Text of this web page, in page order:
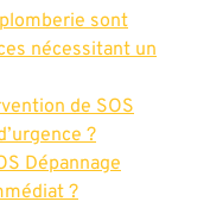
sont
nécessitant un
de SOS
?
Dépannage
?